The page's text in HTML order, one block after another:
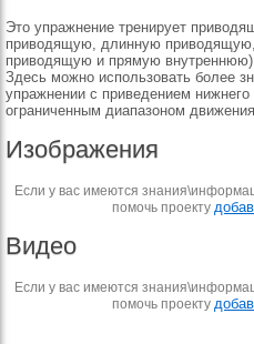
Это упражнение тренирует
приводящую, длинную
приводящую и прямую
Здесь можно использовать более
упражнении с приведением
ограниченным диапазоном
Изображения
Если у вас имеются
помочь проекту
Видео
Если у вас имеются
помочь проекту